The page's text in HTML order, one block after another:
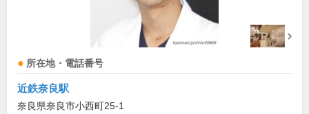
所在地・電話番号
近鉄奈良駅
奈良県奈良市小西町25-1